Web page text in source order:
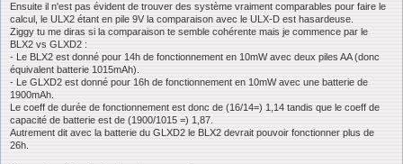
Ensuite il n'est pas évident de trouver des système vraiment comparables pour faire le
calcul, le ULX2 étant en pile 9V la comparaison avec le ULX-D est hasardeuse.
Ziggy tu me diras si la comparaison te semble cohérente mais je commence par le
BLX2 vs GLXD2 :
- Le BLX2 est donné pour 14h de fonctionnement en 10mW avec deux piles AA (donc
équivalent batterie 1015mAh).
- Le GLXD2 est donné pour 16h de fonctionnement en 10mW avec une batterie de
1900mAh.
Le coeff de durée de fonctionnement est donc de (16/14=) 1,14 tandis que le coeff de
capacité de batterie est de (1900/1015 =) 1,87.
Autrement dit avec la batterie du GLXD2 le BLX2 devrait pouvoir fonctionner plus de
26h.